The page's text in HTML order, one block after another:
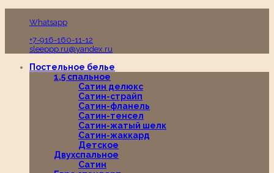
Whatsapp
+7-916-160-11-12
sleeppp.ru@yandex.ru
Постельное белье
1,5 спальное
Сатин делюкс
Сатин-страйп
Сатин-фланель
Сатин-тенсел
Сатин-жатый шелк
Сатин-жаккард
Детское
Двухспальное
Сатин